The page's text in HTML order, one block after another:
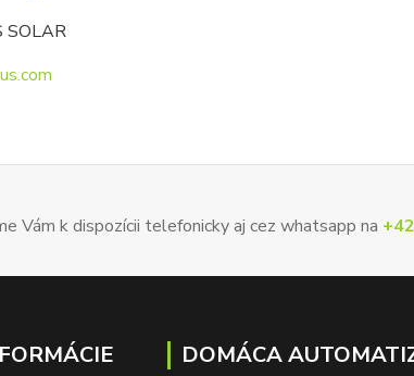
Vám k dispozícii telefonicky aj cez whatsapp na
DOMÁCA